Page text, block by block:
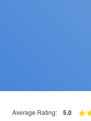
Average Rating: 5.0